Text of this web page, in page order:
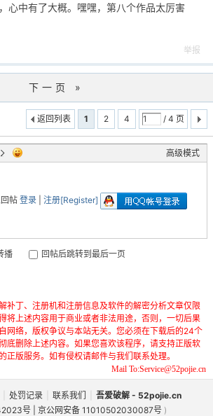
心中有了大概。嘿嘿，第八个作品太厉害
举报
下一页 »
1 2 4 / 4 页
返回列表
高级模式
帖 登录 注册[Register]
播 回帖后跳转到最后一页
补丁、注册机和注册信息及软件的解密分析文章仅限
将上述内容用于商业或者非法用途，否则，一切后果
网络，版权争议与本站无关。您必须在下载后的24个
底删除上述内容。如果您喜欢该程序，请支持正版软
正版服务。如有侵权请邮件与我们联系处理。
Mail To:Service@52pojie.cn
处罚记录 联系我们
吾爱破解 - 52pojie.cn
号 | 京公网安备 11010502030087号 )